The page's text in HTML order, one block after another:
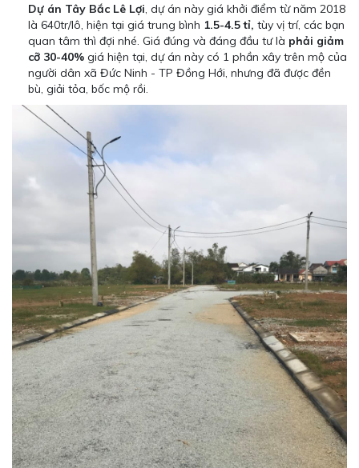
Dự án Tây Bắc Lê Lợi , dự án này giá khởi điểm từ năm 2018
là 640tr/lô, hiện tại giá trung bình 1.5-4.5 tỉ, tùy vị trí, các bạn
quan tâm thì đợi nhé. Giá đúng và đáng đầu tư là phải giảm
cỡ 30-40% giá hiện tại, dự án này có 1 phần xây trên mộ của
người dân xã Đức Ninh - TP Đồng Hới, nhưng đã được đền
bù, giải tỏa, bốc mộ rồi.